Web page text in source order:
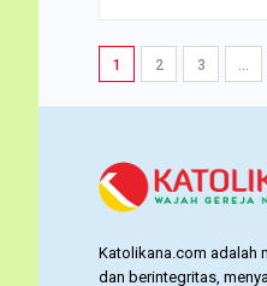
1 2 3
Katolikana.com adalah
dan berintegritas,